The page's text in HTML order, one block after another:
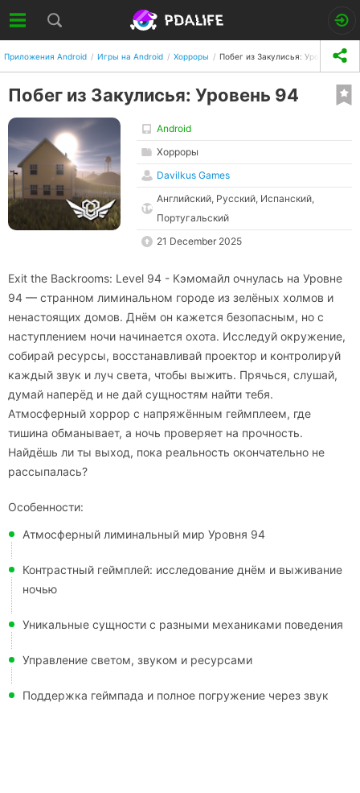
Приложения Android Игры на Android Хорроры Побег из Закулисья: Уровень 94
Побег из Закулисья: Уровень 94
Android
Хорроры
Davilkus Games
Английский, Русский, Испанский,
Португальский
21 December 2025
Exit the Backrooms: Level 94 - Кэмомайл очнулась на Уровне
94 — странном лиминальном городе из зелёных холмов и
ненастоящих домов. Днём он кажется безопасным, но с
наступлением ночи начинается охота. Исследуй окружение,
собирай ресурсы, восстанавливай проектор и контролируй
каждый звук и луч света, чтобы выжить. Прячься, слушай,
думай наперёд и не дай сущностям найти тебя.
Атмосферный хоррор с напряжённым геймплеем, где
тишина обманывает, а ночь проверяет на прочность.
Найдёшь ли ты выход, пока реальность окончательно не
рассыпалась?
Особенности:
Атмосферный лиминальный мир Уровня 94
Контрастный геймплей: исследование днём и выживание
ночью
Уникальные сущности с разными механиками поведения
Управление светом, звуком и ресурсами
Поддержка геймпада и полное погружение через звук